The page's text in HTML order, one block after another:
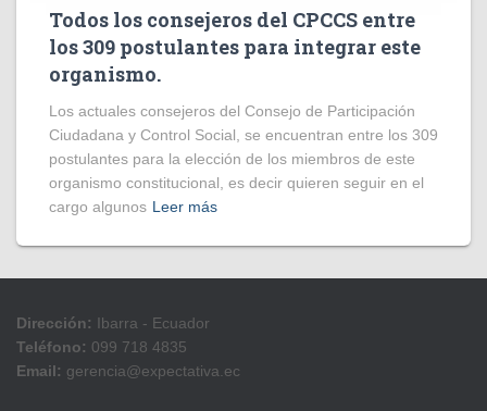
Todos los consejeros del CPCCS entre
los 309 postulantes para integrar este
organismo.
Los actuales consejeros del Consejo de Participación
Ciudadana y Control Social, se encuentran entre los 309
postulantes para la elección de los miembros de este
organismo constitucional, es decir quieren seguir en el
cargo algunos Leer más
Dirección: Ibarra - Ecuador
Teléfono: 099 718 4835
Email: gerencia@expectativa.ec